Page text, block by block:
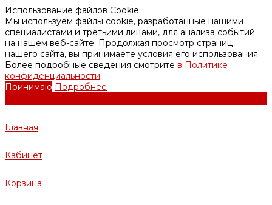
Использование файлов Cookie
Мы используем файлы cookie, разработанные нашими
специалистами и третьими лицами, для анализа событий
на нашем веб-сайте. Продолжая просмотр страниц
нашего сайта, вы принимаете условия его использования.
Более подробные сведения смотрите в Политике
конфиденциальности.
Принимаю Подробнее
Главная
Кабинет
Корзина